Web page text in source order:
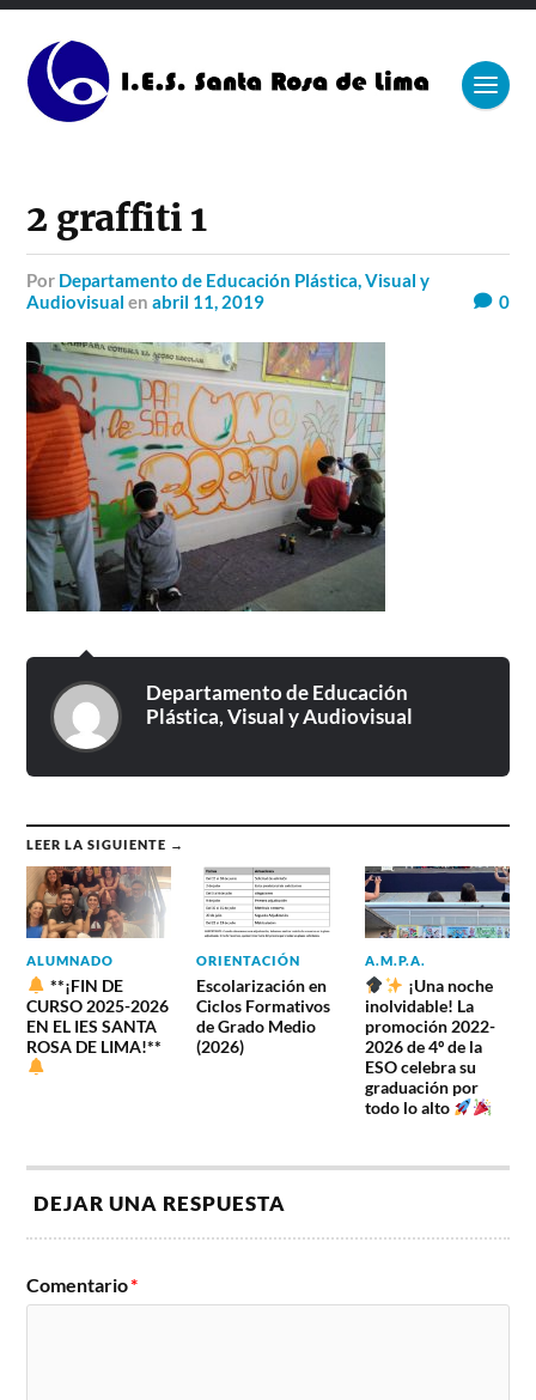
2 graffiti 1
por Departamento de Educación Plástica, Visual y
Audiovisual enabril 11, 2019 0
Departamento de Educación
Plástica, Visual y Audiovisual
LEER LA SIGUIENTE →
ALUMNADO
**¡FIN DE
CURSO 2025-2026
EN EL IES SANTA
ROSA DE LIMA!**
ORIENTACIÓN
Escolarización en
Ciclos Formativos
de Grado Medio
(2026)
A.M.P.A.
¡Una noche
inolvidable! La
promoción 2022-
2026 de 4º de la
ESO celebra su
graduación por
todo lo alto
DEJAR UNA RESPUESTA
Comentario*